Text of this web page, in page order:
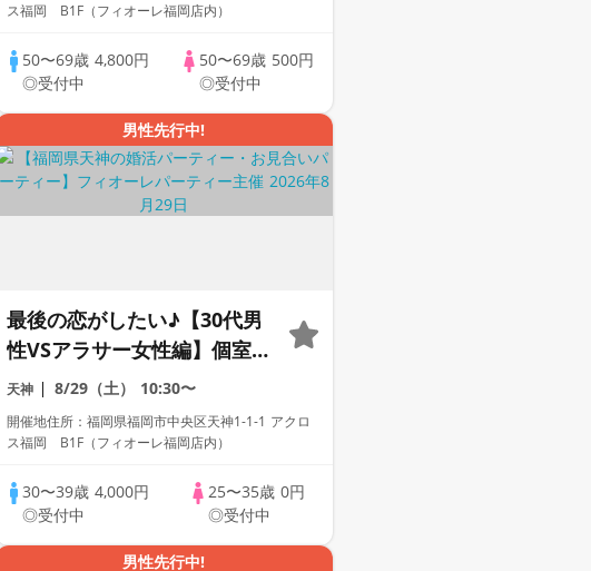
ス福岡 B1F（フィオーレ福岡店内）
50〜69歳4,800円
◎受付中
50〜69歳 500円
◎受付中
男性先行中!
最後の恋がしたい♪【30代男
性VSアラサー女性編】個室婚
活パーティー～真剣な出会い
～
天神 8/29（土） 10:30〜
開催地住所：福岡県福岡市中央区天神1-1-1 アクロ
ス福岡 B1F（フィオーレ福岡店内）
30〜39歳4,000円
◎受付中
25〜35歳 0円
◎受付中
男性先行中!